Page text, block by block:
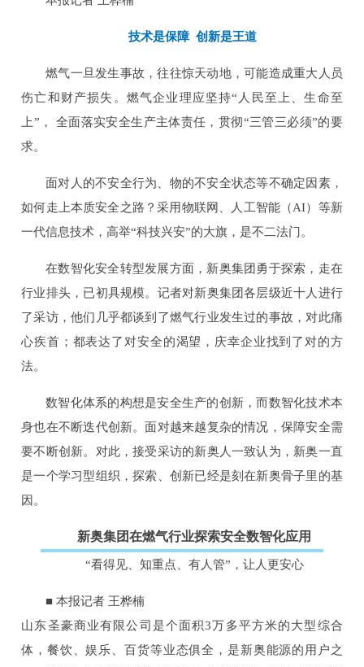
技术是保障 创新是王道
燃气一旦发生事故，往往惊天动地，可能造成重大人员
伤亡和财产损失。燃气企业理应坚持“人民至上、生命至
上”， 全面落实安全生产主体责任，贯彻“三管三必须”的要
求。
面对人的不安全行为、物的不安全状态等不确定因素，
如何走上本质安全之路？采用物联网、人工智能（AI）等新
一代信息技术，高举“科技兴安”的大旗，是不二法门。
在数智化安全转型发展方面，新奥集团勇于探索，走在
行业排头，已初具规模。记者对新奥集团各层级近十人进行
了采访，他们几乎都谈到了燃气行业发生过的事故，对此痛
心疾首；都表达了对安全的渴望，庆幸企业找到了对的方
法。
数智化体系的构想是安全生产的创新，而数智化技术本
身也在不断迭代创新。面对越来越复杂的情况，保障安全需
要不断创新。对此，接受采访的新奥人一致认为，新奥一直
是一个学习型组织，探索、创新已经是刻在新奥骨子里的基
因。
新奥集团在燃气行业探索安全数智化应用
“看得见、知重点、有人管”，让人更安心
■ 本报记者 王桦楠
山东圣豪商业有限公司是个面积3万多平方米的大型综合
体，餐饮、娱乐、百货等业态俱全，是新奥能源的用户之